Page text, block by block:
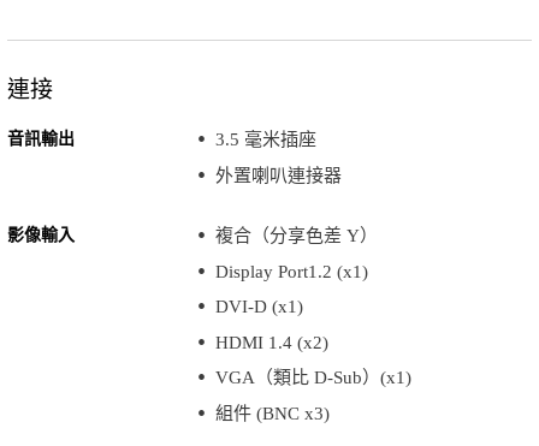
連接
音訊輸出
3.5 毫米插座
外置喇叭連接器
影像輸入
複合（分享色差 Y）
Display Port1.2 (x1)
DVI-D (x1)
HDMI 1.4 (x2)
VGA（類比 D-Sub）(x1)
組件 (BNC x3)